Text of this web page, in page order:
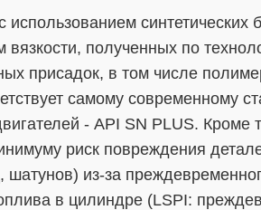
использованием синтетических
вязкости, полученных по
присадок, в том числе
самому современному
- API SN PLUS. Кроме
риск повреждения
из-за
в цилиндре (LSPI: